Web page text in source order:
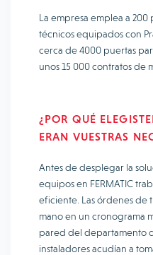
La empresa emplea a
técnicos equipados con
cerca de 4000 puertas
unos 15 000 contratos de
¿POR QUÉ
ERAN VUESTRAS
Antes de desplegar la
equipos en FERMATIC
eficiente. Las órdenes de
mano en un cronograma
pared del departamento
instaladores acudían a